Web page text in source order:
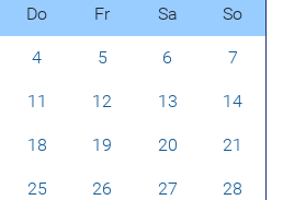
Do Fr Sa So
4 5 6 7
11 12 13 14
18 19 20 21
25 26 27 28